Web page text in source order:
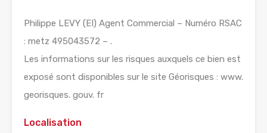
Philippe LEVY (EI) Agent Commercial – Numéro RSAC
: metz 495043572 – .
Les informations sur les risques auxquels ce bien est
exposé sont disponibles sur le site Géorisques : www.
georisques. gouv. fr
Localisation